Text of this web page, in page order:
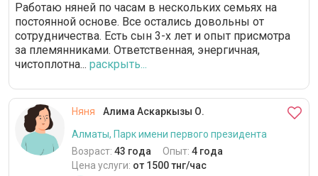
Работаю няней по часам в нескольких семьях на
постоянной основе. Все остались довольны от
сотрудничества. Есть сын 3-х лет и опыт присмотра
за племянниками. Ответственная, энергичная,
чистоплотна... раскрыть...
Няня
Алима Аскаркызы О.
Алматы, Парк имени первого президента
Возраст: 43 года Опыт: 4 года
Цена услуги: от 1500 тнг/час